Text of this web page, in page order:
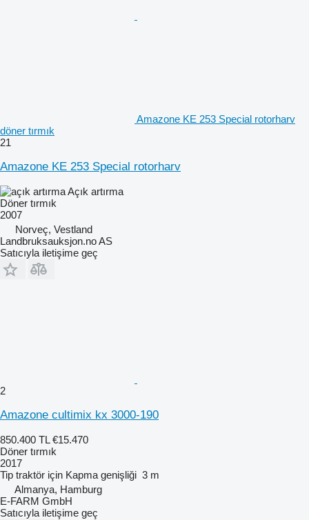
Amazone KE 253 Special rotorharv
döner tırmık
21
Amazone KE 253 Special rotorharv
Açık artırma
Döner tırmık
2007
Norveç, Vestland
Landbruksauksjon.no AS
Satıcıyla iletişime geç
2
Amazone cultimix kx 3000-190
850.400 TL €15.470
Döner tırmık
2017
Tip traktör için Kapma genişliği 3 m
Almanya, Hamburg
E-FARM GmbH
Satıcıyla iletişime geç